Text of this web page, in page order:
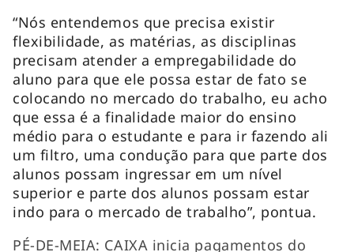
“Nós entendemos que precisa existir
flexibilidade, as matérias, as disciplinas
precisam atender a empregabilidade do
aluno para que ele possa estar de fato se
colocando no mercado do trabalho, eu acho
que essa é a finalidade maior do ensino
médio para o estudante e para ir fazendo ali
um filtro, uma condução para que parte dos
alunos possam ingressar em um nível
superior e parte dos alunos possam estar
indo para o mercado de trabalho”, pontua.
PÉ-DE-MEIA: CAIXA inicia pagamentos do